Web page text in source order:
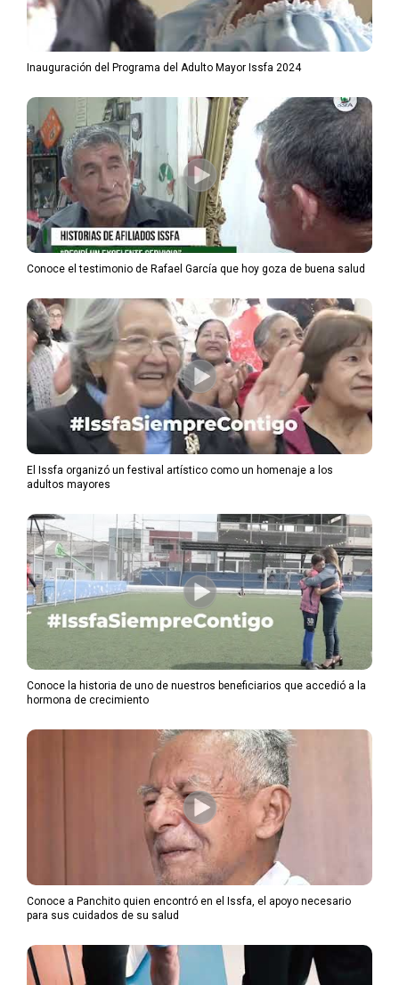
Inauguración del Programa del Adulto Mayor Issfa 2024
Conoce el testimonio de Rafael García que hoy goza de buena salud
El Issfa organizó un festival artístico como un homenaje a los
adultos mayores
Conoce la historia de uno de nuestros beneficiarios que accedió a la
hormona de crecimiento
Conoce a Panchito quien encontró en el Issfa, el apoyo necesario
para sus cuidados de su salud